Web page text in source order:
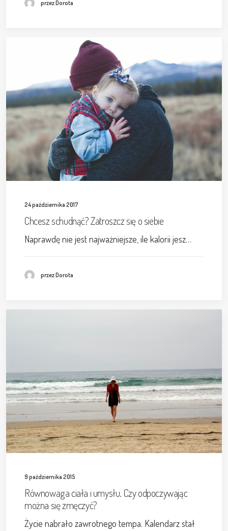
przez Dorota
24 października 2017
Chcesz schudnąć? Zatroszcz się o siebie
Naprawdę nie jest najważniejsze, ile kalorii jesz…
przez Dorota
9 października 2015
Równowaga ciała i umysłu. Czy odpoczywając
można się zmęczyć?
Życie nabrało zawrotnego tempa. Kalendarz stał